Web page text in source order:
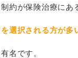
約が保険治療にあ
選択される方が多
名です。